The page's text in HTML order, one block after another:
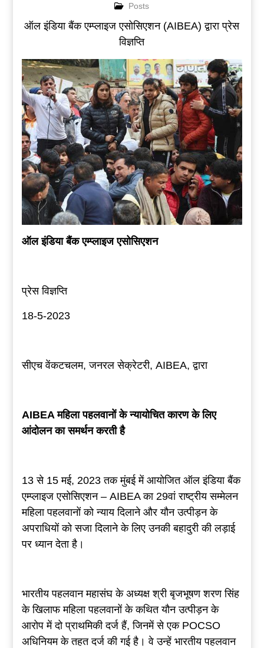
Posts
ऑल इंडिया बैंक एम्प्लाइज एसोसिएशन (AIBEA) द्वारा प्रेस
विज्ञप्ति
ऑल इंडिया बैंक एम्प्लाइज एसोसिएशन
प्रेस विज्ञप्ति
18-5-2023
सीएच वेंकटचलम, जनरल सेक्रेटरी, AIBEA, द्वारा
AIBEAमहिला पहलवानों के न्यायोचित कारण के लिए
आंदोलन का समर्थन करती है
13 से 15 मई, 2023 तक मुंबई में आयोजित ऑल इंडिया बैंक
एम्प्लाइज एसोसिएशन – AIBEA का 29वां राष्ट्रीय सम्मेलन
महिला पहलवानों को न्याय दिलाने और यौन उत्पीड़न के
अपराधियों को सजा दिलाने के लिए उनकी बहादुरी की लड़ाई
पर ध्यान देता है।
भारतीय पहलवान महासंघ के अध्यक्ष श्री बृजभूषण शरण सिंह
के खिलाफ महिला पहलवानों के कथित यौन उत्पीड़न के
आरोप में दो प्राथमिकी दर्ज हैं, जिनमें से एक POCSO
अधिनियम के तहत दर्ज की गई है। वे उन्हें भारतीय पहलवान